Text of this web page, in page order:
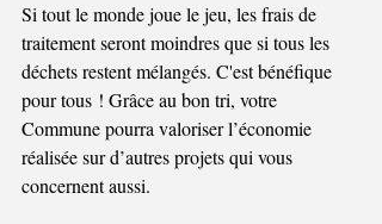
Si tout le monde joue le jeu, les frais de
traitement seront moindres que si tous les
déchets restent mélangés. C'est bénéfique
pour tous ! Grâce au bon tri, votre
Commune pourra valoriser l’économie
réalisée sur d’autres projets qui vous
concernent aussi.